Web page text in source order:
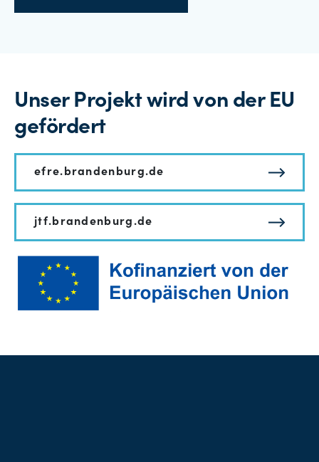
Unser Projekt wird von der EU
gefördert
efre.brandenburg.de
jtf.brandenburg.de